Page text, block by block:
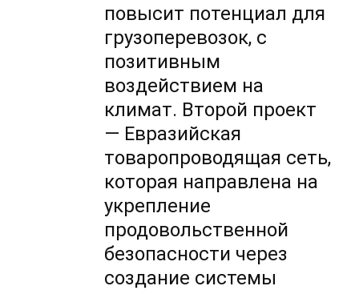
повысит потенциал для
грузоперевозок, с
позитивным
воздействием на
климат. Второй проект
— Евразийская
товаропроводящая сеть,
которая направлена на
укрепление
продовольственной
безопасности через
создание системы